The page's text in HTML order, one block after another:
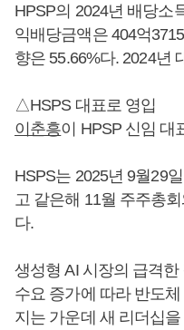
HPSP의 2024년 배당소
익배당금액은 404억
향은 55.66%다. 2024년
△HSPS 대표로 영입
이춘흥이 HPSP 신임 대
HSPS는 2025년 9월29일
고 같은해 11월 주주총
다.
생성형 AI 시장의 급격
수요 증가에 따라 반도
지는 가운데 새 리더십